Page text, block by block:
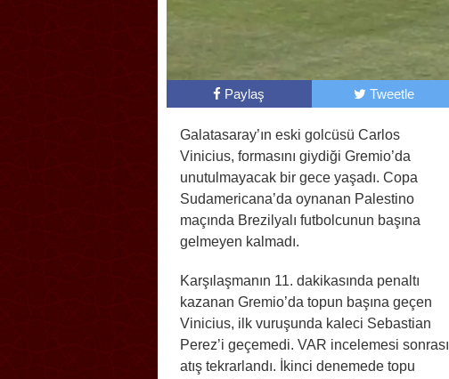
Paylaş Tweetle
Galatasaray’ın eski golcüsü Carlos
Vinicius, formasını giydiği Gremio’da
unutulmayacak bir gece yaşadı. Copa
Sudamericana’da oynanan Palestino
maçında Brezilyalı futbolcunun başına
gelmeyen kalmadı.
Karşılaşmanın 11. dakikasında penaltı
kazanan Gremio’da topun başına geçen
Vinicius, ilk vuruşunda kaleci Sebastian
Perez’i geçemedi. VAR incelemesi sonrası
atış tekrarlandı. İkinci denemede topu